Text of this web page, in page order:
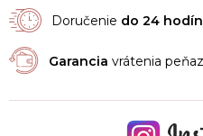
Doručenie do 24 hodín
Garancia vrátenia